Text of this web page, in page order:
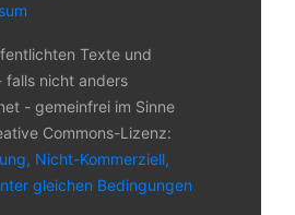
Texte und
falls nicht anders
- gemeinfrei im Sinne
Commons-Lizenz:
Nicht-Kommerziell,
gleichen Bedingungen